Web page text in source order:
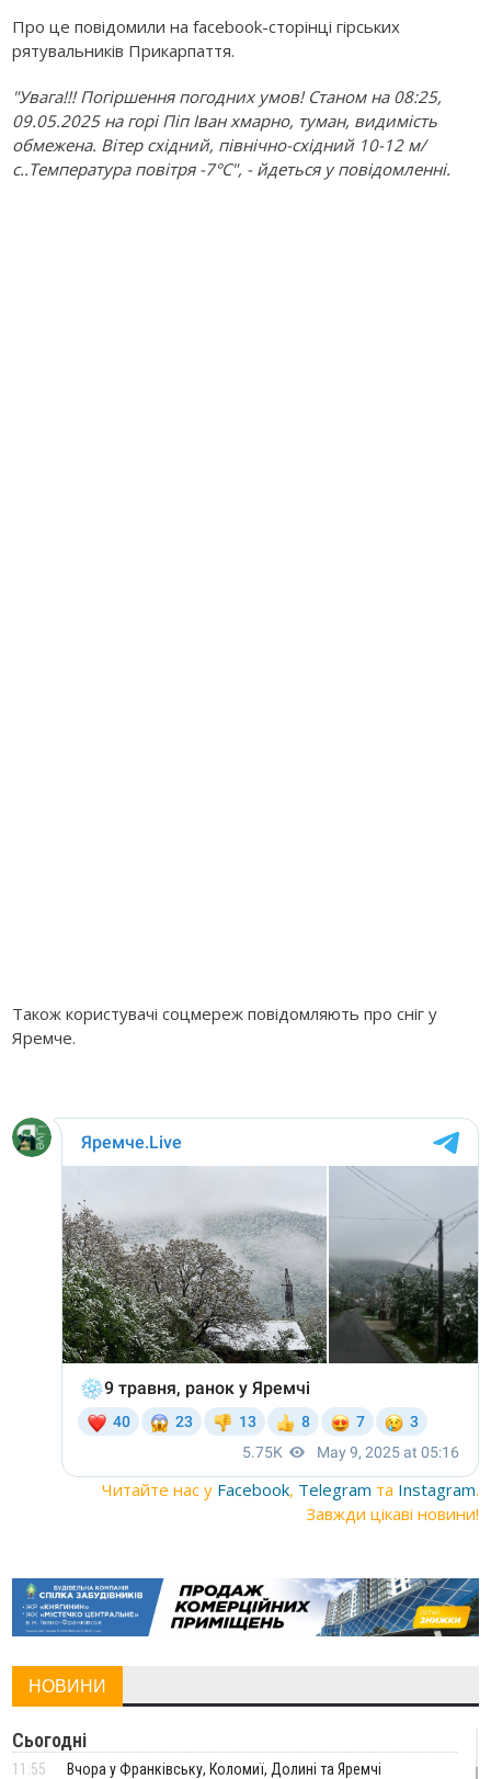
Про це повідомили на facebook-cторінці гірських
рятувальників Прикарпаття.
"Увага!!! Погіршення погодних умов! Станом на 08:25,
09.05.2025 на горі Піп Іван хмарно, туман, видимість
обмежена. Вітер східний, північно-східний 10-12 м/
с..Температура повітря -7°С", - йдеться у повідомленні.
Також користувачі соцмереж повідомляють про сніг у
Яремче.
Читайте нас у Facebook, Telegram та Instagram.
Завжди цікаві новини!
НОВИНИ
Сьогодні
11:55 Вчора у Франківську, Коломиї, Долині та Яремчі